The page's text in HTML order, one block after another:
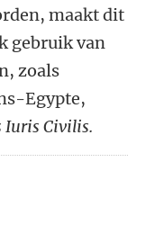
maakt dit
gebruik van
zoals
Egypte,
Iuris Civilis.